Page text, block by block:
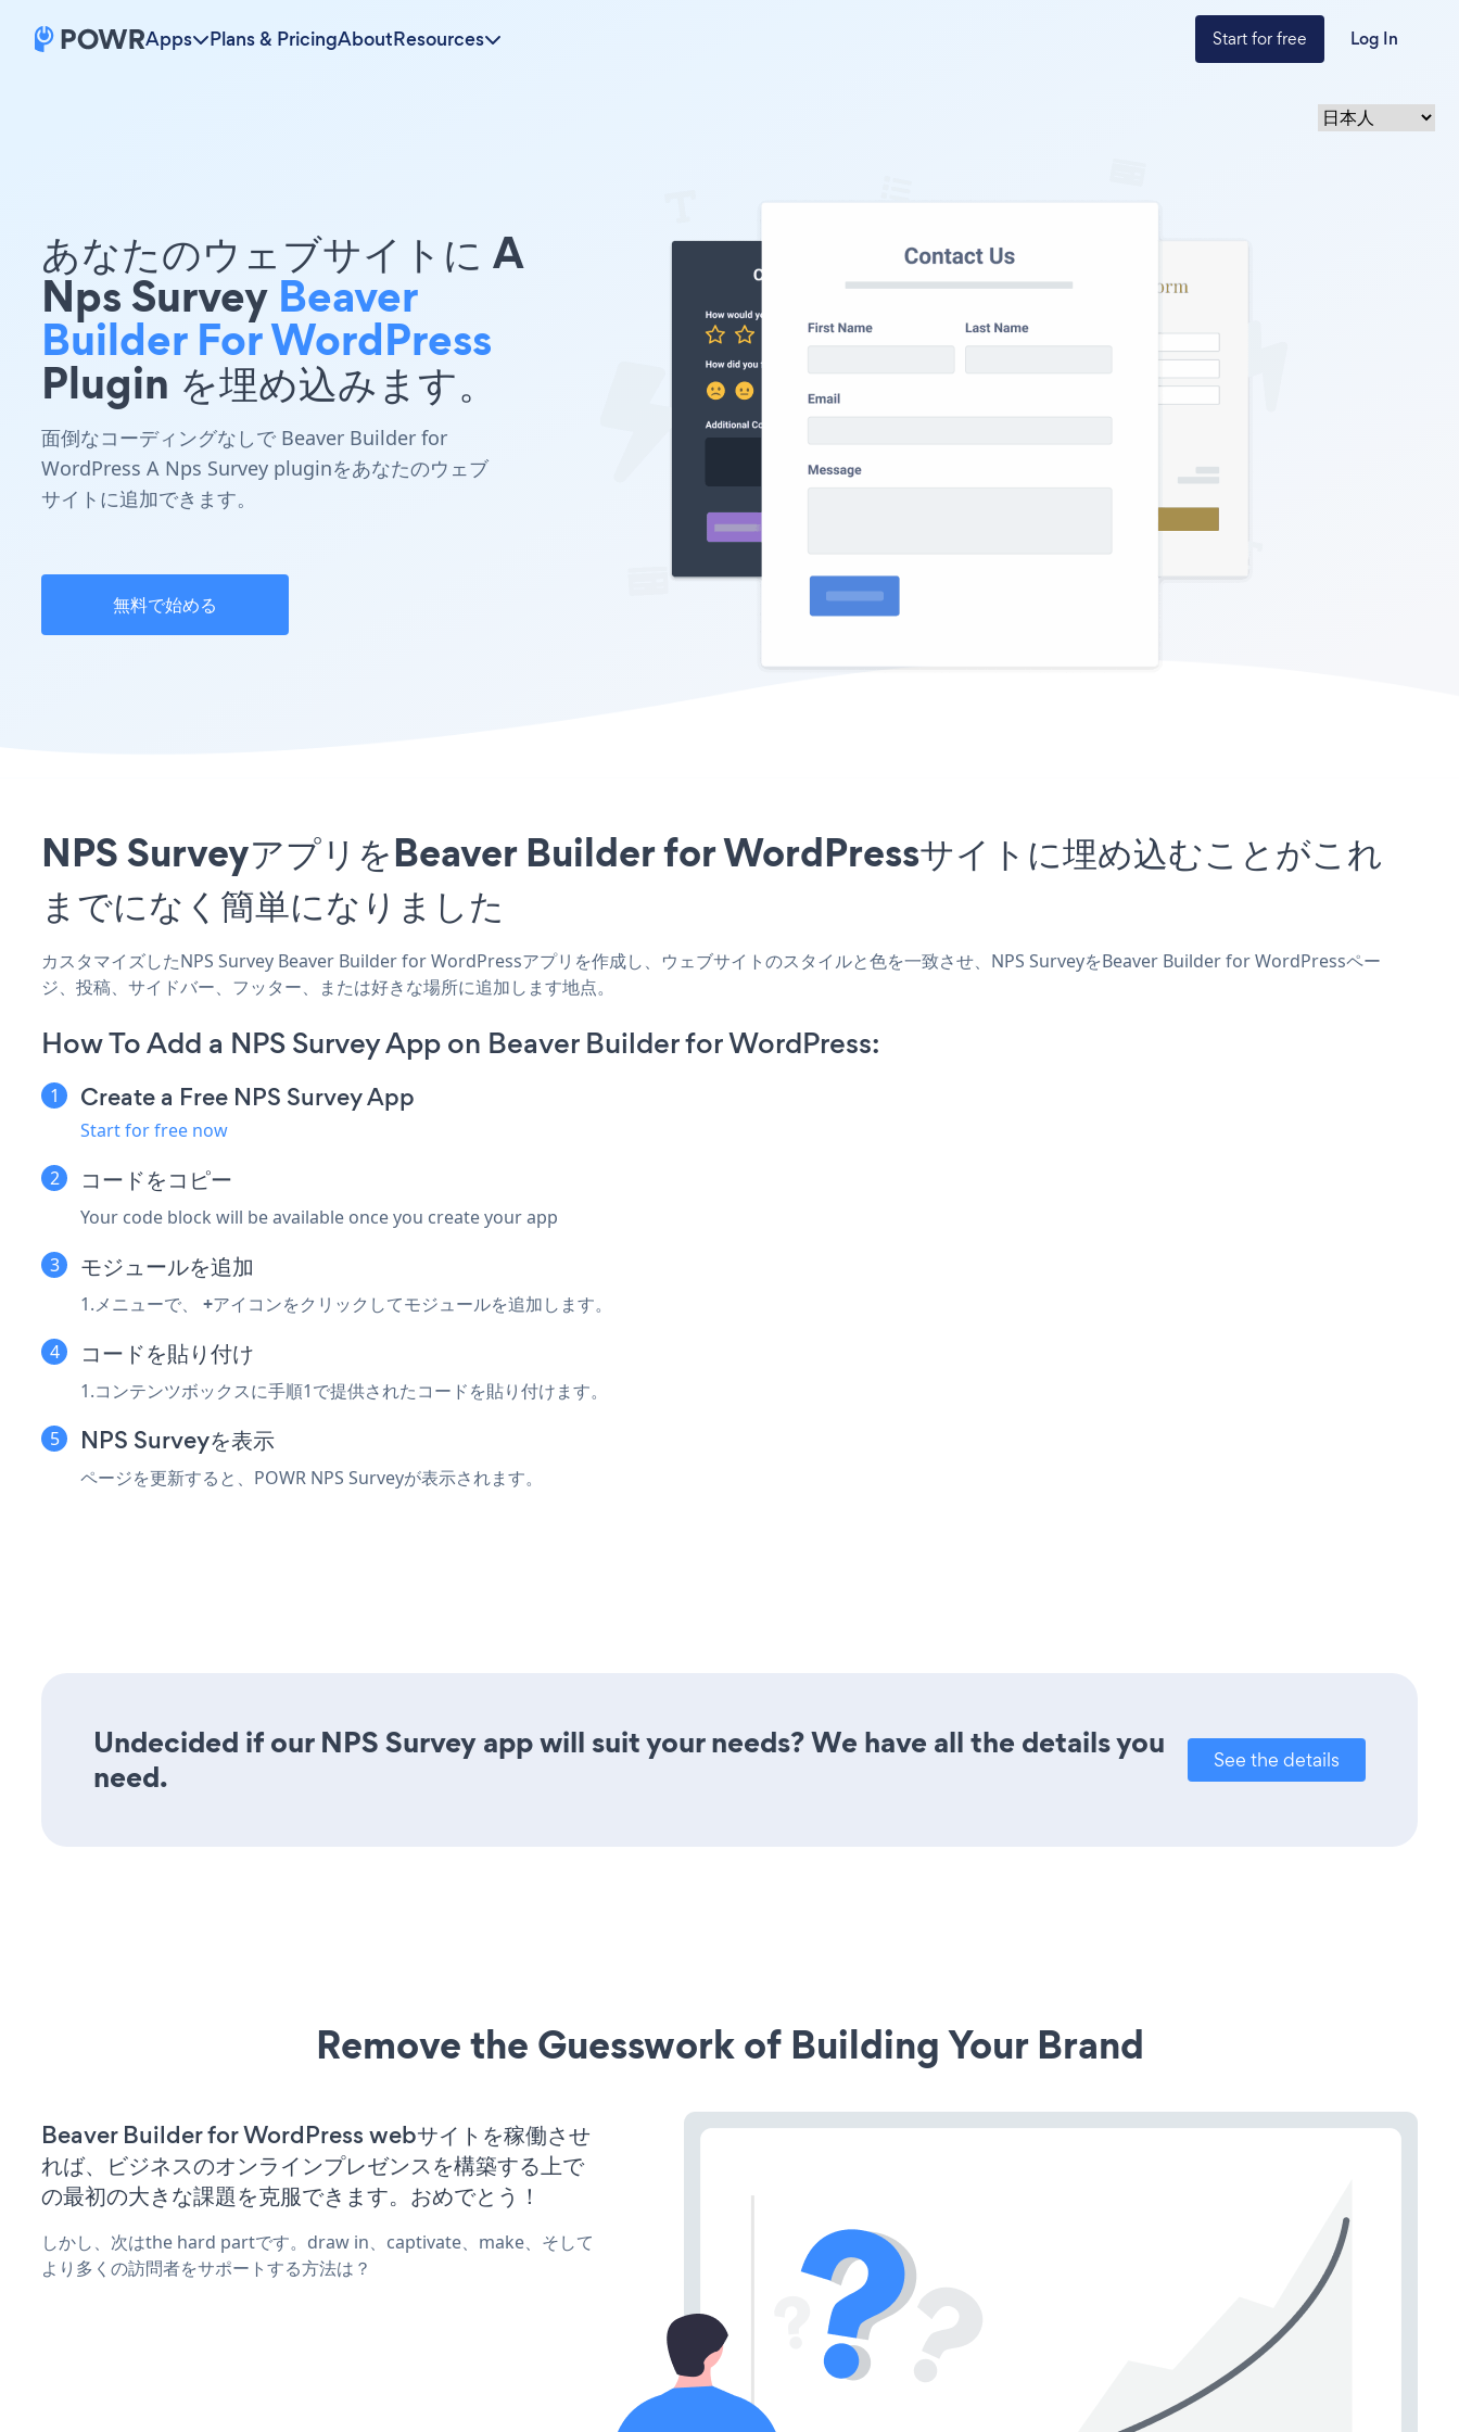
Apps Plans & PricingAboutResources Start for free Log In
あなたのウェブサイトに A
Nps Survey Beaver
Builder For WordPress
Plugin を埋め込みます。
面倒なコーディングなしで Beaver Builder for
WordPress A Nps Survey pluginをあなたのウェブ
サイトに追加できます。
無料で始める
NPS SurveyアプリをBeaver Builder for WordPressサイトに埋め込むことがこれ
までになく簡単になりました
カスタマイズしたNPS Survey Beaver Builder for WordPressアプリを作成し、ウェブサイトのスタイルと色を一致させ、NPS SurveyをBeaver Builder for WordPressペー
ジ、投稿、サイドバー、フッター、または好きな場所に追加します地点。
How To Add a NPS Survey App on Beaver Builder for WordPress:
Create a Free NPS Survey App
Start for free now
コードをコピー
Your code block will be available once you create your app
モジュールを追加
1.メニューで、 +アイコンをクリックしてモジュールを追加します。
コードを貼り付け
1.コンテンツボックスに手順1で提供されたコードを貼り付けます。
NPS Surveyを表示
ページを更新すると、POWR NPS Surveyが表示されます。
Undecided if our NPS Survey app will suit your needs? We have all the details you
need.
See the details
Remove the Guesswork of Building Your Brand
Beaver Builder for WordPress webサイトを稼働させ
れば、ビジネスのオンラインプレゼンスを構築する上で
の最初の大きな課題を克服できます。おめでとう！
しかし、次はthe hard partです。draw in、captivate、make、そして
より多くの訪問者をサポートする方法は？